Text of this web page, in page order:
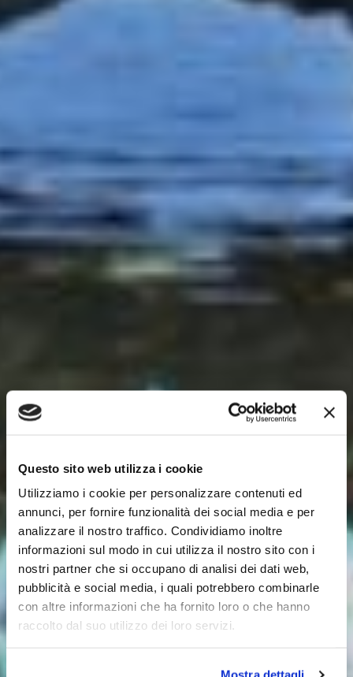
Questo sito web utilizza i cookie
Utilizziamo i cookie per personalizzare contenuti ed
annunci, per fornire funzionalità dei social media e per
analizzare il nostro traffico. Condividiamo inoltre
informazioni sul modo in cui utilizza il nostro sito con i
nostri partner che si occupano di analisi dei dati web,
pubblicità e social media, i quali potrebbero combinarle
con altre informazioni che ha fornito loro o che hanno
raccolto dal suo utilizzo dei loro servizi.